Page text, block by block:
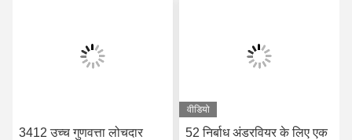
3412 उच्च गुणवत्ता लोचदार
वीडियो
52 निर्बाध अंडरवियर के लिए एक